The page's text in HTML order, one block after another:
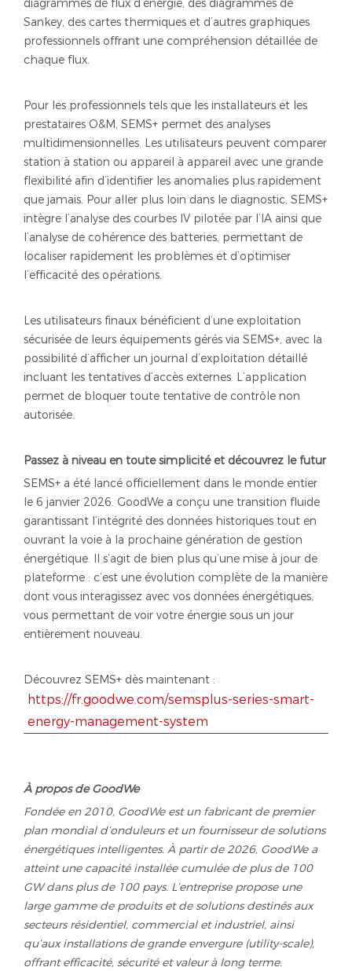
diagrammes de flux d’énergie, des diagrammes de
Sankey, des cartes thermiques et d’autres graphiques
professionnels offrant une compréhension détaillée de
chaque flux.
Pour les professionnels tels que les installateurs et les
prestataires O&M, SEMS+ permet des analyses
multidimensionnelles. Les utilisateurs peuvent comparer
station à station ou appareil à appareil avec une grande
flexibilité afin d’identifier les anomalies plus rapidement
que jamais. Pour aller plus loin dans le diagnostic, SEMS+
intègre l’analyse des courbes IV pilotée par l’IA ainsi que
l’analyse de cohérence des batteries, permettant de
localiser rapidement les problèmes et d’optimiser
l’efficacité des opérations.
Les utilisateurs finaux bénéficient d’une exploitation
sécurisée de leurs équipements gérés via SEMS+, avec la
possibilité d’afficher un journal d’exploitation détaillé
incluant les tentatives d’accès externes. L’application
permet de bloquer toute tentative de contrôle non
autorisée.
Passez à niveau en toute simplicité et découvrez le futur
SEMS+ a été lancé officiellement dans le monde entier
le 6 janvier 2026. GoodWe a conçu une transition fluide
garantissant l’intégrité des données historiques tout en
ouvrant la voie à la prochaine génération de gestion
énergétique. Il s’agit de bien plus qu’une mise à jour de
plateforme : c’est une évolution complète de la manière
dont vous interagissez avec vos données énergétiques,
vous permettant de voir votre énergie sous un jour
entièrement nouveau.
Découvrez SEMS+ dès maintenant :
https://fr.goodwe.com/semsplus-series-smart-
energy-management-system
À propos de GoodWe
Fondée en 2010, GoodWe est un fabricant de premier
plan mondial d’onduleurs et un fournisseur de solutions
énergétiques intelligentes. À partir de 2026, GoodWe a
atteint une capacité installée cumulée de plus de 100
GW dans plus de 100 pays. L’entreprise propose une
large gamme de produits et de solutions destinés aux
secteurs résidentiel, commercial et industriel, ainsi
qu’aux installations de grande envergure (utility-scale),
offrant efficacité, sécurité et valeur à long terme.